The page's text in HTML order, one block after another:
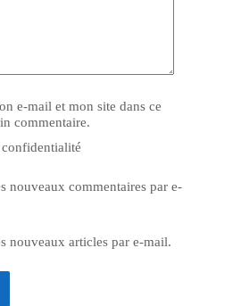
e-mail et mon site dans ce
commentaire.
nouveaux commentaires par e-
nouveaux articles par e-mail.